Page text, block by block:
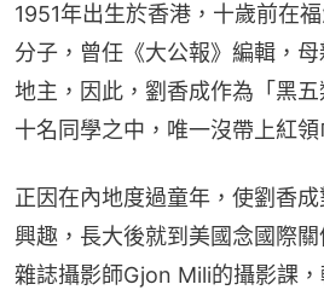
1951年出生於香港，十歲前在
分子，曾任《大公報》編輯，
地主，因此，劉香成作為「黑
十名同學之中，唯一沒帶上紅領
正因在內地度過童年，使劉香
興趣，長大後就到美國念國際關
雜誌攝影師Gjon Mili的攝影課